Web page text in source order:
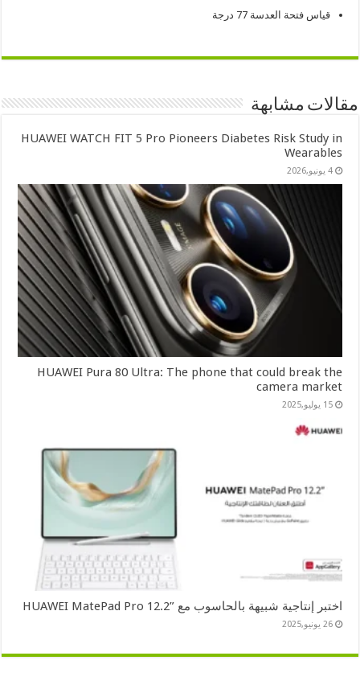
قياس فتحة العدسة 77 درجة
مقالات مشابهة
HUAWEI WATCH FIT 5 Pro Pioneers Diabetes Risk Study in
Wearables
4 يونيو,2026
HUAWEI Pura 80 Ultra: The phone that could break the
camera market
15 يوليو,2025
اختبر إنتاجية شبيهة بالحاسوب مع ”HUAWEI MatePad Pro 12.2
26 يونيو,2025